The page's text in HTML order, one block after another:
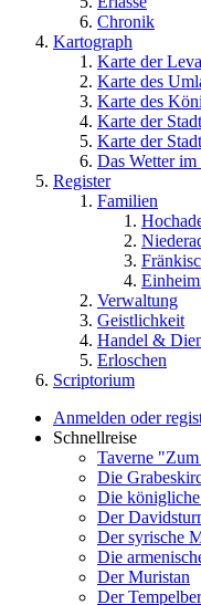
Chronik
Kartograph
Karte der
Karte des
Karte des
Karte der
Karte der
Das Wetter
Register
Familien
Verwaltung
Geistlichkeit
Handel &
Erloschen
Scriptorium
Anmelden oder
Schnellreise
Taverne
Die
Die
Der
Der syrische
Die
Der Muristan
Der